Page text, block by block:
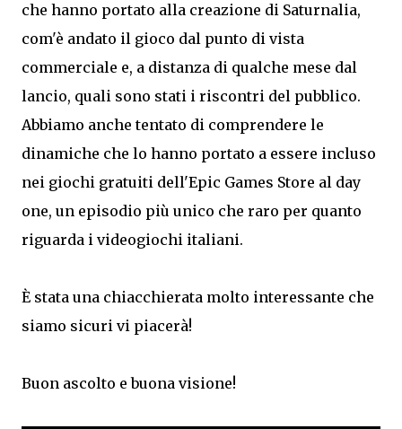
che hanno portato alla creazione di Saturnalia,
com'è andato il gioco dal punto di vista
commerciale e, a distanza di qualche mese dal
lancio, quali sono stati i riscontri del pubblico.
Abbiamo anche tentato di comprendere le
dinamiche che lo hanno portato a essere incluso
nei giochi gratuiti dell'Epic Games Store al day
one, un episodio più unico che raro per quanto
riguarda i videogiochi italiani.
È stata una chiacchierata molto interessante che
siamo sicuri vi piacerà!
Buon ascolto e buona visione!